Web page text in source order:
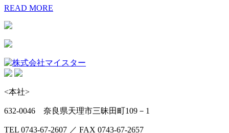
READ MORE
<本社>
632-0046 奈良県天理市三昧田町109－1
TEL 0743-67-2607 ／ FAX 0743-67-2657